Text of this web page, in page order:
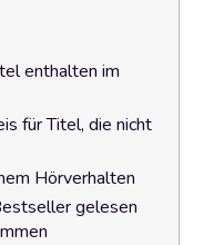
enthalten im
für Titel, die nicht
Hörverhalten
gelesen